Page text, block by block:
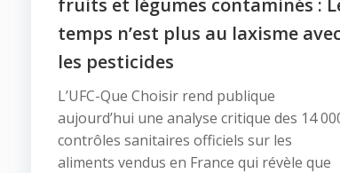
fruits et légumes contaminés :
temps n’est plus au laxisme
les pesticides
L’UFC-Que Choisir rend publique
aujourd’hui une analyse critique des 14
contrôles sanitaires officiels sur les
aliments vendus en France qui révèle que